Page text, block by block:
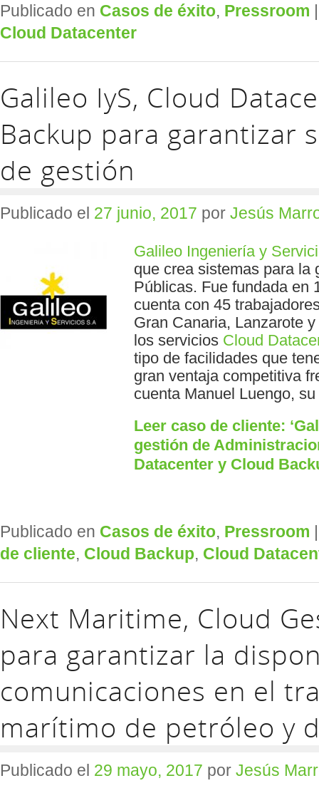
Publicado en Casos de éxito, Pressroom
Cloud Datacenter
Galileo IyS, Cloud
Backup para garantizar
de gestión
Publicado el 27 junio, 2017 por Jesús
Galileo Ingeniería y
que crea sistemas para la
Públicas. Fue fundada en
cuenta con 45
Gran Canaria, Lanzarote
los servicios Cloud
tipo de facilidades que
gran ventaja competitiva
cuenta Manuel Luengo,
Leer caso de cliente:
gestión de
Datacenter y Cloud
Publicado en Casos de éxito, Pressroom
de cliente, Cloud Backup, Cloud
Next Maritime, Cloud
para garantizar la
comunicaciones en el
marítimo de petróleo y
Publicado el 29 mayo, 2017 por Jesús